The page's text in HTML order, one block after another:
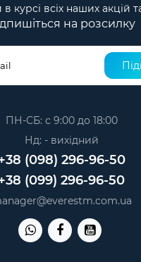
курсі всіх наших акцій
на розсилку
ПН-СБ: с 9:00 до 18:00
Нд: - вихідний
(098) 296-96-50
(099) 296-96-50